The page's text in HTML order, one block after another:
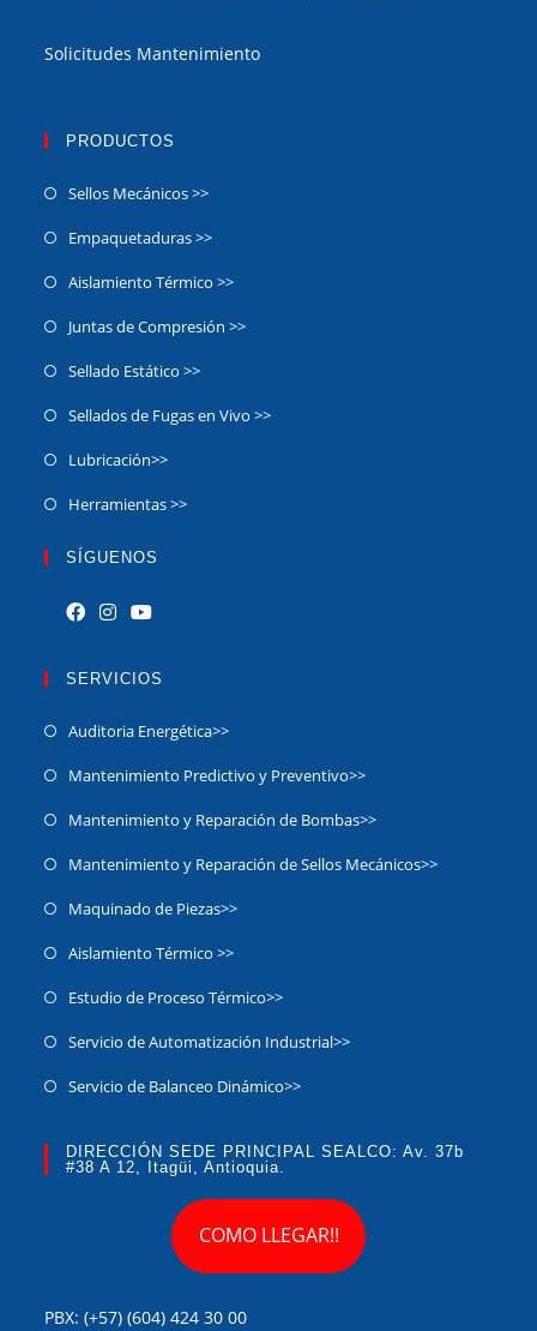
Solicitudes Mantenimiento
PRODUCTOS
Sellos Mecánicos >>
Empaquetaduras >>
Aislamiento Térmico >>
Juntas de Compresión >>
Sellado Estático >>
Sellados de Fugas en Vivo >>
Lubricación>>
Herramientas >>
SÍGUENOS
SERVICIOS
Auditoria Energética>>
Mantenimiento Predictivo y Preventivo>>
Mantenimiento y Reparación de Bombas>>
Mantenimiento y Reparación de Sellos Mecánicos>>
Maquinado de Piezas>>
Aislamiento Térmico >>
Estudio de Proceso Térmico>>
Servicio de Automatización Industrial>>
Servicio de Balanceo Dinámico​>>
DIRECCIÓN SEDE PRINCIPAL SEALCO: Av. 37b
#38 A 12, Itagüi, Antioquia.
COMO LLEGAR!!
PBX: (+57) (604) 424 30 00